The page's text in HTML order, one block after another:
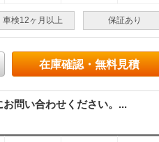
車検12ヶ月以上 保証あり
在庫確認・無料見積
問い合わせください。...